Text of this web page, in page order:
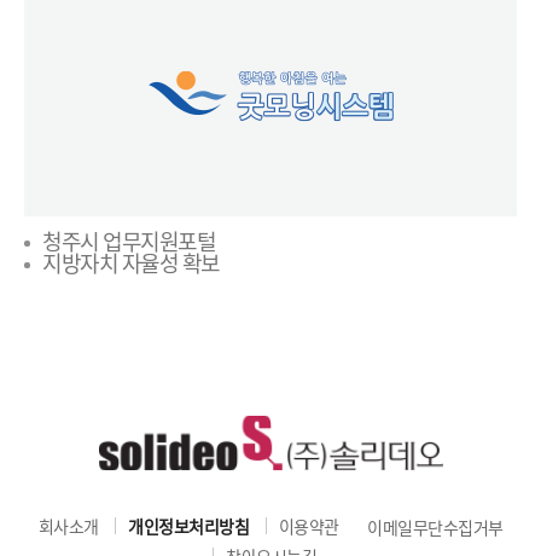
청주시 업무지원포털
지방자치 자율성 확보
회사소개 개인정보처리방침 이용약관
이메일무단수집거부